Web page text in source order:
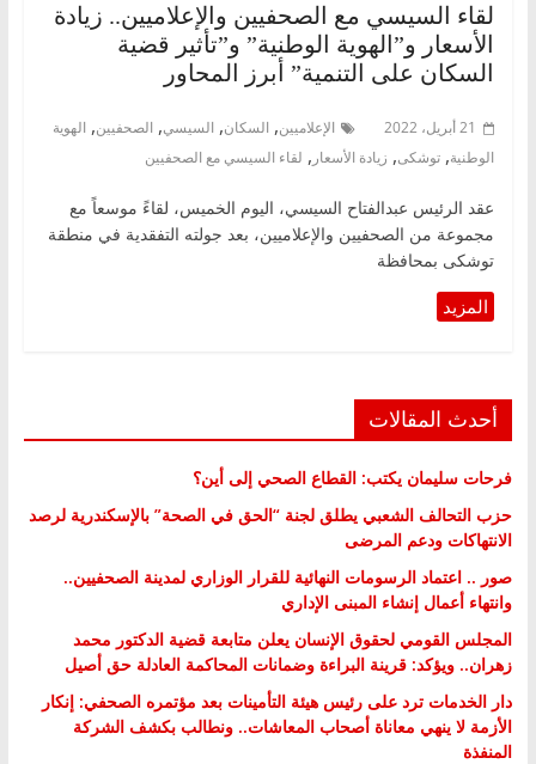
لقاء السيسي مع الصحفيين والإعلاميين.. زيادة
الأسعار و”الهوية الوطنية” و”تأثير قضية
السكان على التنمية” أبرز المحاور
21 أبريل، 2022 الإعلاميين, السكان, السيسي, الصحفيين, الهوية
الوطنية, توشكى, زيادة الأسعار , لقاء السيسي مع الصحفيين
عقد الرئيس عبدالفتاح السيسي، اليوم الخميس، لقاءً موسعاً مع
مجموعة من الصحفيين والإعلاميين، بعد جولته التفقدية في منطقة
توشكى بمحافظة
أحدث المقالات
فرحات سليمان يكتب: القطاع الصحي إلى أين؟
حزب التحالف الشعبي يطلق لجنة “الحق في الصحة” بالإسكندرية لرصد
الانتهاكات ودعم المرضى
صور .. اعتماد الرسومات النهائية للقرار الوزاري لمدينة الصحفيين..
وانتهاء أعمال إنشاء المبنى الإداري
المجلس القومي لحقوق الإنسان يعلن متابعة قضية الدكتور محمد
زهران.. ويؤكد: قرينة البراءة وضمانات المحاكمة العادلة حق أصيل
دار الخدمات ترد على رئيس هيئة التأمينات بعد مؤتمره الصحفي: إنكار
الأزمة لا ينهي معاناة أصحاب المعاشات.. ونطالب بكشف الشركة
المنفذة